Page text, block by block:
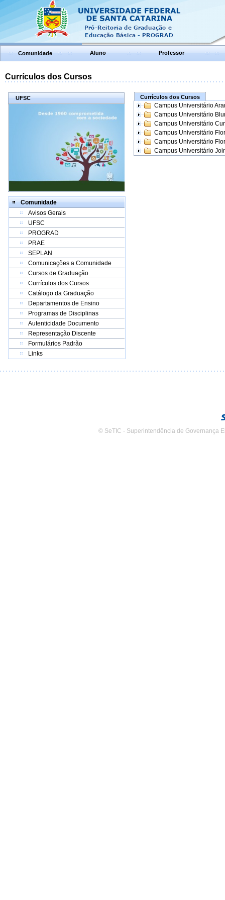
Comunidade Aluno Professor
Currículos dos Cursos
UFSC
Comunidade
Avisos Gerais
UFSC
PROGRAD
PRAE
SEPLAN
Comunicações a Comunidade
Cursos de Graduação
Currículos dos Cursos
Catálogo da Graduação
Departamentos de Ensino
Programas de Disciplinas
Autenticidade Documento
Representação Discente
Formulários Padrão
Links
Currículos dos Cursos
Campus Universitário
Campus Universitário
Campus Universitário
Campus Universitário
Campus Universitário
Campus Universitário
© SeTIC - Superintendência de Governança